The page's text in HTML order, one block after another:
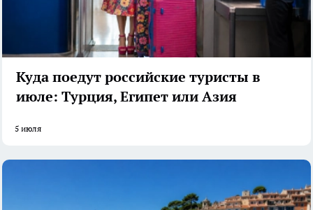
Куда поедут российские туристы в
июле: Турция, Египет или Азия
5 июля